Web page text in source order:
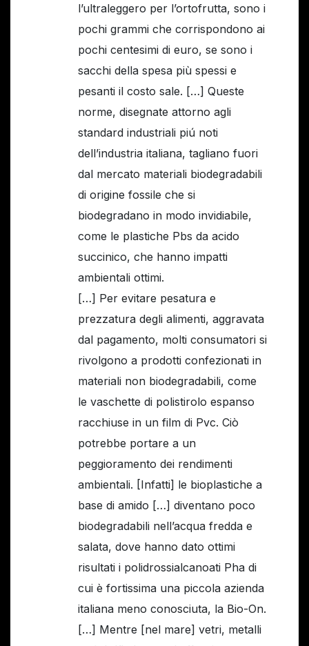
l’ultraleggero per l’ortofrutta, sono i
pochi grammi che corrispondono ai
pochi centesimi di euro, se sono i
sacchi della spesa più spessi e
pesanti il costo sale. […] Queste
norme, disegnate attorno agli
standard industriali piú noti
dell’industria italiana, tagliano fuori
dal mercato materiali biodegradabili
di origine fossile che si
biodegradano in modo invidiabile,
come le plastiche Pbs da acido
succinico, che hanno impatti
ambientali ottimi.
[…] Per evitare pesatura e
prezzatura degli alimenti, aggravata
dal pagamento, molti consumatori si
rivolgono a prodotti confezionati in
materiali non biodegradabili, come
le vaschette di polistirolo espanso
racchiuse in un film di Pvc. Ciò
potrebbe portare a un
peggioramento dei rendimenti
ambientali. [Infatti] le bioplastiche a
base di amido […] diventano poco
biodegradabili nell’acqua fredda e
salata, dove hanno dato ottimi
risultati i polidrossialcanoati Pha di
cui è fortissima una piccola azienda
italiana meno conosciuta, la Bio-On.
[…] Mentre [nel mare] vetri, metalli